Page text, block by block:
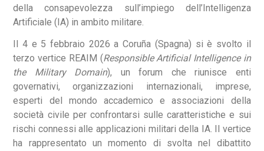
della consapevolezza sull’impiego dell’Intelligenza
Artificiale (IA) in ambito militare.
Il 4 e 5 febbraio 2026 a Coruña (Spagna) si è svolto il
terzo vertice REAIM (Responsible Artificial Intelligence in
the Military Domain), un forum che riunisce enti
governativi, organizzazioni internazionali, imprese,
esperti del mondo accademico e associazioni della
società civile per confrontarsi sulle caratteristiche e sui
rischi connessi alle applicazioni militari della IA. Il vertice
ha rappresentato un momento di svolta nel dibattito